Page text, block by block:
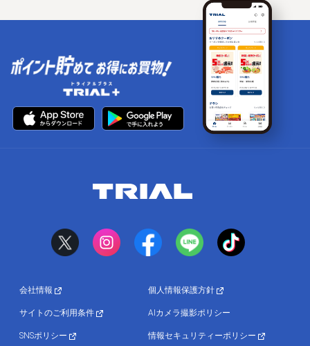
会社情報 個人情報保護方針
サイトのご利用条件 AIカメラ撮影ポリシー
SNSポリシー 情報セキュリティーポリシー